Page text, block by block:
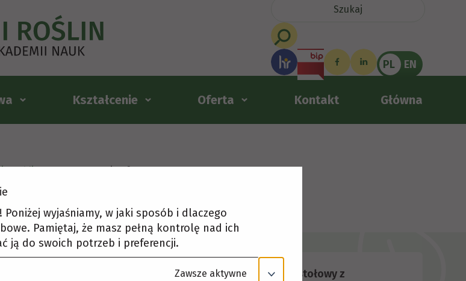
PL EN
Kształcenie Oferta Kontakt Główna
publiczne Zapytania ofertowe
30.03.2021 Liofilizator stołowy z
wyjaśniamy, w jaki sposób i dlaczego
Pamiętaj, że masz pełną kontrolę nad ich
ją do swoich potrzeb i preferencji.
Zawsze aktywne